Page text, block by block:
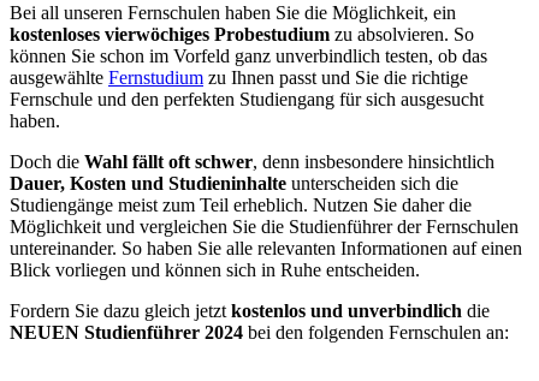
Bei all unseren Fernschulen haben Sie die Möglichkeit, ein
kostenloses vierwöchiges Probestudium zu absolvieren. So
können Sie schon im Vorfeld ganz unverbindlich testen, ob das
ausgewählte Fernstudium zu Ihnen passt und Sie die richtige
Fernschule und den perfekten Studiengang für sich ausgesucht
haben.
Doch die Wahl fällt oft schwer, denn insbesondere hinsichtlich
Dauer, Kosten und Studieninhalte unterscheiden sich die
Studiengänge meist zum Teil erheblich. Nutzen Sie daher die
Möglichkeit und vergleichen Sie die Studienführer der Fernschulen
untereinander. So haben Sie alle relevanten Informationen auf einen
Blick vorliegen und können sich in Ruhe entscheiden.
Fordern Sie dazu gleich jetzt kostenlos und unverbindlich die
NEUEN Studienführer 2024 bei den folgenden Fernschulen an: